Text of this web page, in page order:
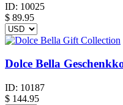
ID: 10025
$ 89.95
Dolce Bella
ID: 10187
$ 144.95